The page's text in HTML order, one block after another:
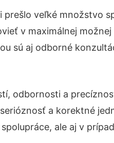
prešlo veľké množstvo
v maximálnej
sú aj odborné
odbornosti a
a korektné
ale aj v